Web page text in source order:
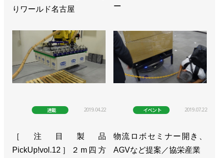
りワールド名古屋
ー
連載 2019.04.22
［注目製品
PickUp!vol.12］２m四方
イベント 2019.07.22
物流ロボセミナー開き、
AGVなど提案／協栄産業